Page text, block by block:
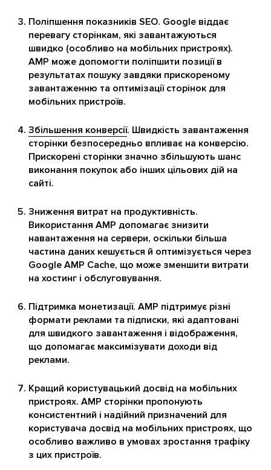
Поліпшення показників SEO. Google віддає
перевагу сторінкам, які завантажуються
швидко (особливо на мобільних пристроях).
AMP може допомогти поліпшити позиції в
результатах пошуку завдяки прискореному
завантаженню та оптимізації сторінок для
мобільних пристроїв.
Збільшення конверсії. Швидкість завантаження
сторінки безпосередньо впливає на конверсію.
Прискорені сторінки значно збільшують шанс
виконання покупок або інших цільових дій на
сайті.
Зниження витрат на продуктивність.
Використання AMP допомагає знизити
навантаження на сервери, оскільки більша
частина даних кешується й оптимізується через
Google AMP Cache, що може зменшити витрати
на хостинг і обслуговування.
Підтримка монетизації. AMP підтримує різні
формати реклами та підписки, які адаптовані
для швидкого завантаження і відображення,
що допомагає максимізувати доходи від
реклами.
Кращий користувацький досвід на мобільних
пристроях. AMP сторінки пропонують
консистентний і надійний призначений для
користувача досвід на мобільних пристроях, що
особливо важливо в умовах зростання трафіку
з цих пристроїв.